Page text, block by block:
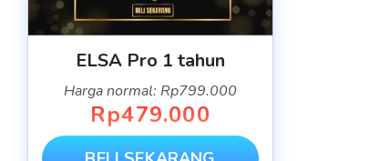
ELSA Pro 1 tahun
Harga normal: Rp799.000
Rp479.000